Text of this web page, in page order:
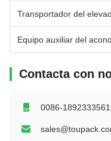
Transportador del
Equipo auxiliar del
Contacta con
0086-